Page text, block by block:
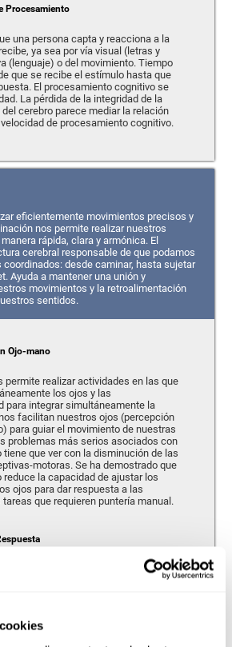
Procesamiento
una persona capta y reacciona a la
ya sea por vía visual (letras y
(lenguaje) o del movimiento. Tiempo
que se recibe el estímulo hasta que
El procesamiento cognitivo se
La pérdida de la integridad de la
cerebro parece mediar la relación
de procesamiento cognitivo.
eficientemente movimientos precisos y
nos permite realizar nuestros
rápida, clara y armónica. El
cerebral responsable de que podamos
coordinados: desde caminar, hasta sujetar
Ayuda a mantener una unión y
movimientos y la retroalimentación
sentidos.
Ojo-mano
permite realizar actividades en las que
los ojos y las
para integrar simultáneamente la
facilitan nuestros ojos (percepción
para guiar el movimiento de nuestras
problemas más serios asociados con
que ver con la disminución de las
motoras. Se ha demostrado que
la capacidad de ajustar los
ojos para dar respuesta a las
que requieren puntería manual.
de tiempo que transcurre desde el
nuestro cerebro percibe un estímulo
a una misma exigencia.